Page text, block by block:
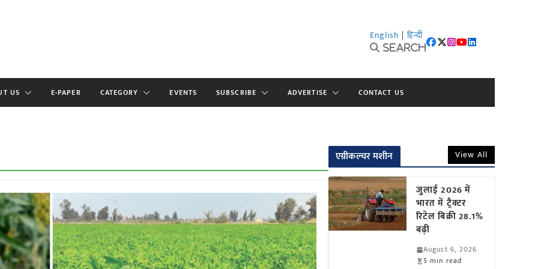
English | हिन्दी
Search
US E-PAPER CATEGORY EVENTS SUBSCRIBE ADVERTISE CONTACT US
एग्रीकल्चर मशीन View All
जुलाई 2026 में
भारत में ट्रैक्टर
रिटेल बिक्री 28.1%
बढ़ी
August 6, 2026
5 min read